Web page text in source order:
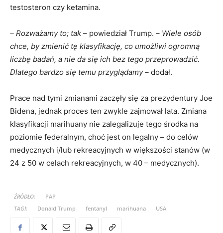
testosteron czy ketamina.
– Rozważamy to; tak – powiedział Trump. – Wiele osób
chce, by zmienić tę klasyfikację, co umożliwi ogromną
liczbę badań, a nie da się ich bez tego przeprowadzić.
Dlatego bardzo się temu przyglądamy – dodał.
Prace nad tymi zmianami zaczęły się za prezydentury Joe
Bidena, jednak proces ten zwykle zajmował lata. Zmiana
klasyfikacji marihuany nie zalegalizuje tego środka na
poziomie federalnym, choć jest on legalny – do celów
medycznych i/lub rekreacyjnych w większości stanów (w
24 z 50 w celach rekreacyjnych, w 40 – medycznych).
ŹRÓDŁO:
PAP
TAGI:
Donald Trump fentanyl marihuana USA